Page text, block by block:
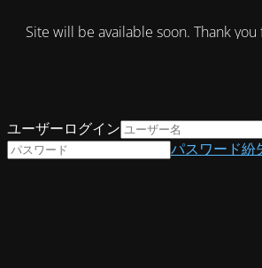
Site will be available soon. Thank
ユーザーログイン
パスワード紛